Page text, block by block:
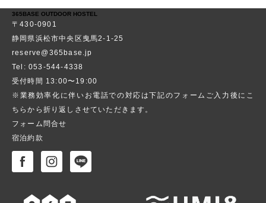
365BASE OUTDOOR HOSTEL
〒430-0901
静岡県浜松市中央区曳馬2-1-25
reserve@365base.jp
Tel: 053-544-4338
受付時間 13:00〜19:00
※業務効率化に伴いお電話での対応は下記のフォームご入力後にこ
ちらから折り返しさせていただきます。
フォーム問合せ
宿泊約款